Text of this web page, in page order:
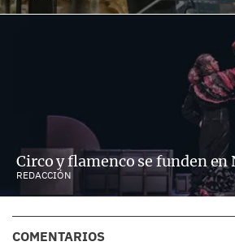
Circo y flamenco se funden en
REDACCIÓN
COMENTARIOS